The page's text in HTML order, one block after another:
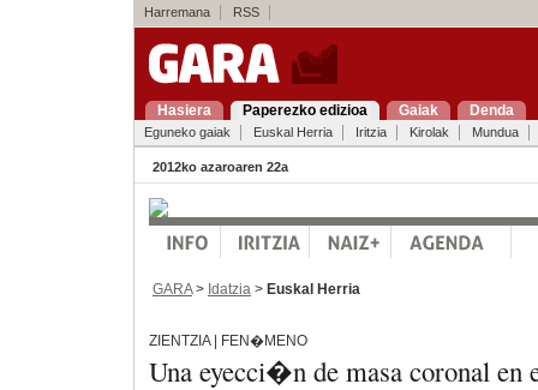
Harremana RSS
Hasiera Paperezko edizioa Gaiak Denda
Eguneko gaiak Euskal Herria Iritzia Kirolak Mundua
2012ko azaroaren 22a
GARA> Idatzia > Euskal Herria
ZIENTZIA | FEN�MENO
Una eyecci�n de masa coronal en